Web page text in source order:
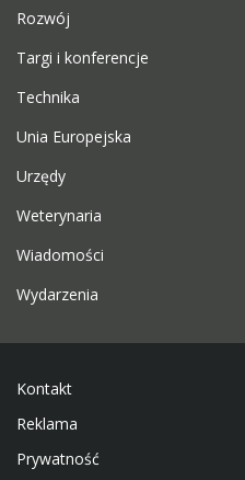
Rozwój
Targi i konferencje
Technika
Unia Europejska
Urzędy
Weterynaria
Wiadomości
Wydarzenia
Kontakt
Reklama
Prywatność